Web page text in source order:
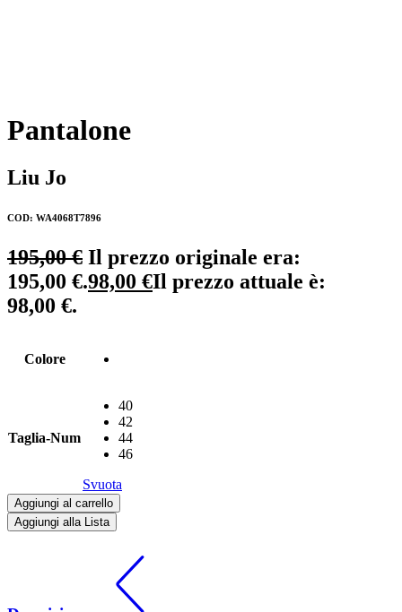
Pantalone
Liu Jo
COD: WA4068T7896
195,00€ Il prezzo originale era:
195,00 €.98,00 €Il prezzo attuale è:
98,00 €.
Colore
Taglia-Num
40
42
44
46
Svuota
Aggiungi al carrello
Aggiungi alla Lista